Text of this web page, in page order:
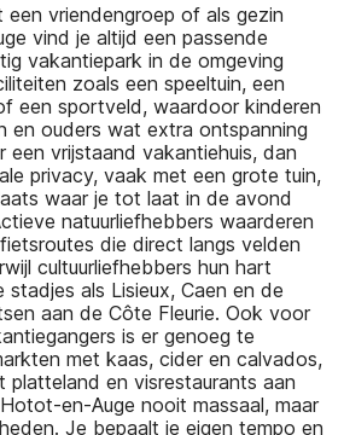
een vriendengroep of als gezin
vind je altijd een passende
vakantiepark in de omgeving
zoals een speeltuin, een
een sportveld, waardoor kinderen
en ouders wat extra ontspanning
een vrijstaand vakantiehuis, dan
privacy, vaak met een grote tuin,
waar je tot laat in de avond
natuurliefhebbers waarderen
die direct langs velden
cultuurliefhebbers hun hart
stadjes als Lisieux, Caen en de
aan de Côte Fleurie. Ook voor
is er genoeg te
met kaas, cider en calvados,
platteland en visrestaurants aan
en-Auge nooit massaal, maar
Je bepaalt je eigen tempo en